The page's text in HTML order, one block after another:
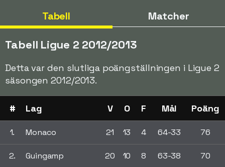
Tabell Matcher
Tabell Ligue 2 2012/2013
Detta var den slutliga poängställningen i Ligue 2
säsongen 2012/2013.
# Lag V O F Mål Poäng
1. Monaco 21 13 4 64-33 76
2. Guingamp 20 10 8 63-38 70